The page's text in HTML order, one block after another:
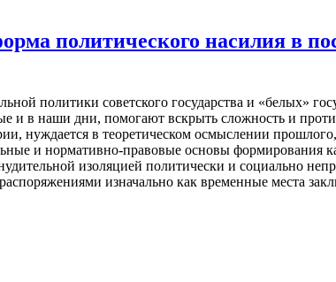
политического насилия в
политики советского государства и «белых»
и в наши дни, помогают вскрыть сложность и
нуждается в теоретическом осмыслении
и нормативно-правовые основы формирования
изоляцией политически и социально
изначально как временные места